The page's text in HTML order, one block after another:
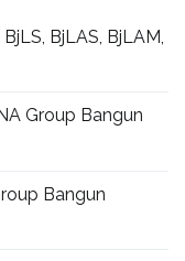
BjLAS, BjLAM,
Group Bangun
Bangun